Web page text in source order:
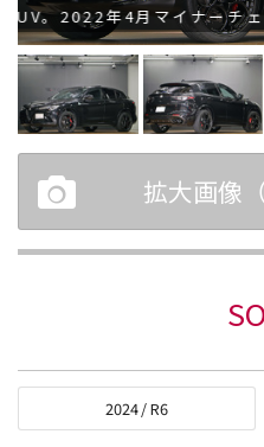
2022年4月マイナーチェン
拡大画像（
2024/R6